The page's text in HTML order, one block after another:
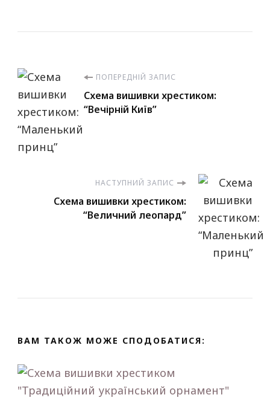
Навігація
по
запису
ПОПЕРЕДНІЙ ЗАПИС
Схема вишивки хрестиком:
“Вечірній Київ”
НАСТУПНИЙ ЗАПИС
Схема вишивки хрестиком:
“Величний леопард”
ВАМ ТАКОЖ МОЖЕ СПОДОБАТИСЯ: